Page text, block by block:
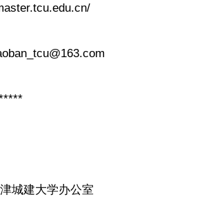
建大学办公室